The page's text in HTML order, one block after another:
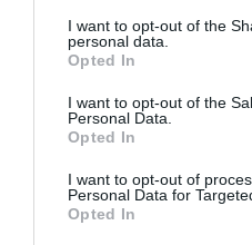
I want to opt-out of the
personal data.
Opted In
I want to opt-out of the
Personal Data.
Opted In
I want to opt-out of
Personal Data for
Opted In
Συρτή Φύλακας:
με διπλάρωμα
Κατά την κατασκευή
νωπό δόλωµα, διπλώνουµε τη
µέτρο στο τέλος της και στη
πάνω στο διπλάρωµα. Με τη
από το παράµαλλο να γίνεται
ελαττώνουµε όµως σηµαντικά